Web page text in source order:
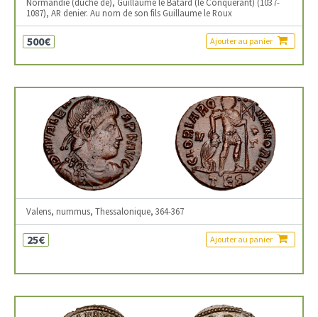
Normandie (duché de), Guillaume le Bâtard (le Conquérant) (1037-
1087), AR denier. Au nom de son fils Guillaume le Roux
500€ Ajouter au panier
Valens, nummus, Thessalonique, 364-367
25€ Ajouter au panier